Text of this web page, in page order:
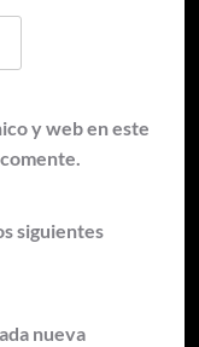
y web en este
siguientes
nueva